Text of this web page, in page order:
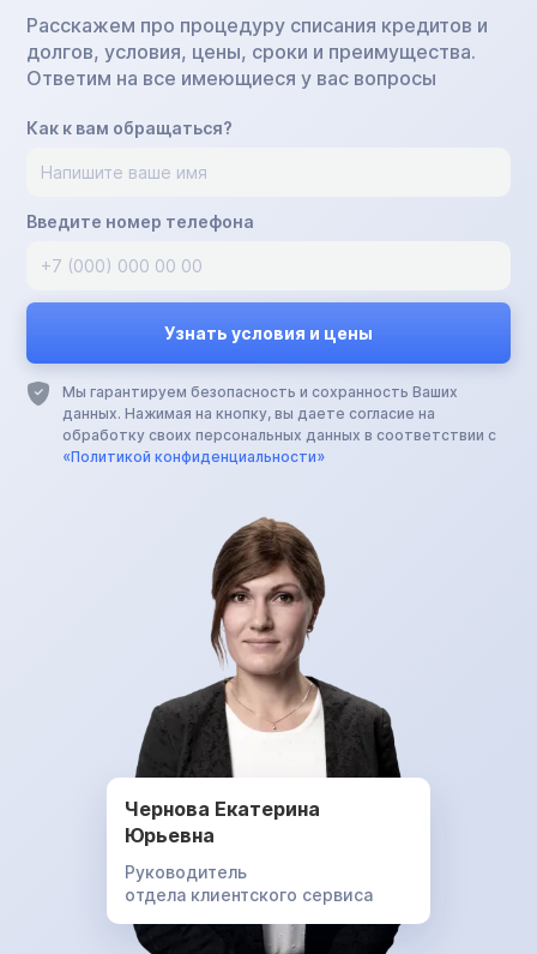
Расскажем про процедуру списания кредитов и
долгов, условия, цены, сроки и преимущества.
Ответим на все имеющиеся у вас вопросы
Как к вам обращаться?
Введите номер телефона
Мы гарантируем безопасность и сохранность Ваших
данных. Нажимая на кнопку, вы даете согласие на
обработку своих персональных данных в соответствии с
«Политикой конфиденциальности»
Чернова Екатерина
Юрьевна
Руководитель
отдела клиентского сервиса